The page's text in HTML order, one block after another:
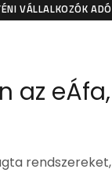
VÁLLALKOZÓK
az